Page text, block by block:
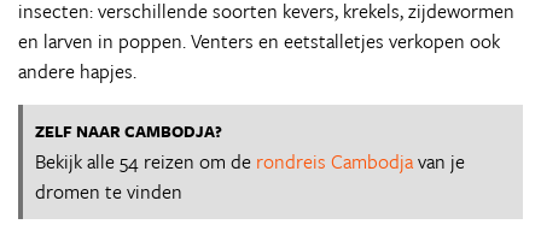
insecten: verschillende soorten kevers, krekels, zijdewormen
en larven in poppen. Venters en eetstalletjes verkopen ook
andere hapjes.
ZELF NAAR CAMBODJA?
Bekijk alle 54 reizen om de rondreis Cambodjavan je
dromen te vinden